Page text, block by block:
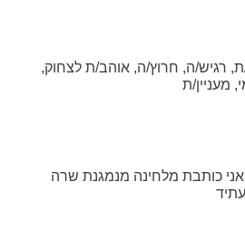
רגיש/ה, חרוץ/ה, אוהב/ת לצחוק,
מעניין/ת
כותבת מלחינה מנמגנת שרה